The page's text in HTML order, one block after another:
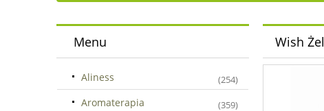
Menu
Aliness (254)
Aromaterapia (359)
Wish